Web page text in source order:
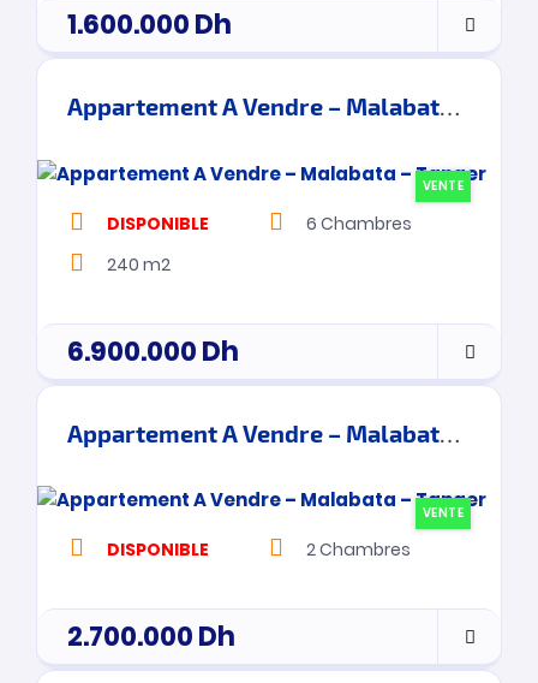
1.600.000Dh
Appartement A Vendre – Malabata – Tanger
VENTE
DISPONIBLE 6 Chambres
240 m2
6.900.000Dh
Appartement A Vendre – Malabata – Tanger
VENTE
DISPONIBLE 2Chambres
2.700.000Dh